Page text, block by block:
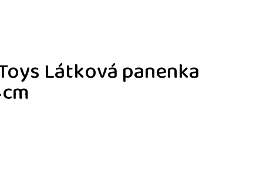
Látková panenka